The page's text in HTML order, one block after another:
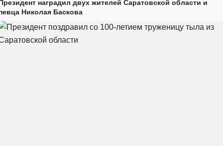
наградил двух жителей Саратовской области и
Николая Баскова